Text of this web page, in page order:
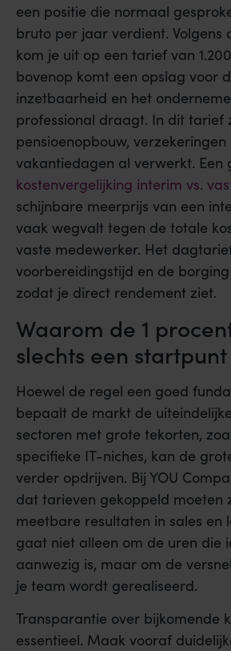
een positie die normaal
bruto per jaar verdient. Volgens
kom je uit op een tarief van
bovenop komt een opslag voor
inzetbaarheid en het
professional draagt. In dit tarief
pensioenopbouw, verzekeringen
vakantiedagen al verwerkt. Een
kostenvergelijking interim vs.
schijnbare meerprijs van een
vaak wegvalt tegen de totale
vaste medewerker. Het
voorbereidingstijd en de
zodat je direct rendement ziet.
Waarom de 1
slechts een startpunt
Hoewel de regel een goed
bepaalt de markt de
sectoren met grote tekorten,
specifieke IT-niches, kan de
verder opdrijven. Bij YOU
dat tarieven gekoppeld moeten
meetbare resultaten in sales en
gaat niet alleen om de uren die
aanwezig is, maar om de
je team wordt gerealiseerd.
Transparantie over bijkomende
essentieel. Maak vooraf